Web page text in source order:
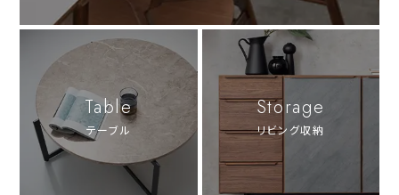
Table
テーブル
Storage
リビング収納